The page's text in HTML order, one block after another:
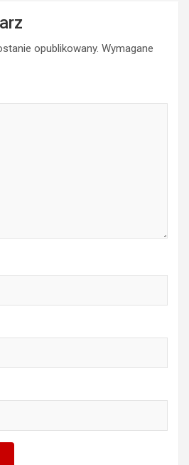
opublikowany. Wymagane